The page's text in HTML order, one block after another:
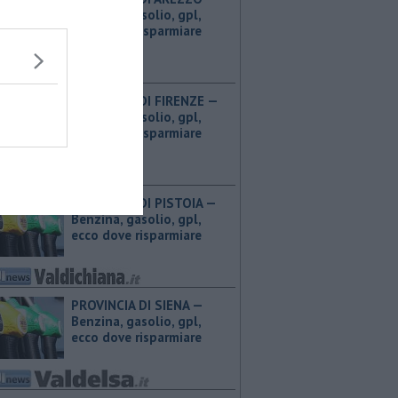
Benzina, gasolio, gpl,
ecco dove risparmiare
PROVINCIA DI FIRENZE — ​
Benzina, gasolio, gpl,
ecco dove risparmiare
PROVINCIA DI PISTOIA — ​
Benzina, gasolio, gpl,
ecco dove risparmiare
PROVINCIA DI SIENA — ​
Benzina, gasolio, gpl,
ecco dove risparmiare